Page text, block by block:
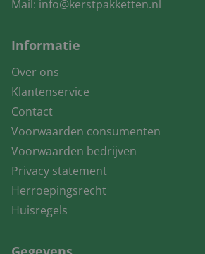
Mail: info@kerstpakketten.nl
Informatie
Over ons
Klantenservice
Contact
Voorwaarden consumenten
Voorwaarden bedrijven
Privacy statement
Herroepingsrecht
Huisregels